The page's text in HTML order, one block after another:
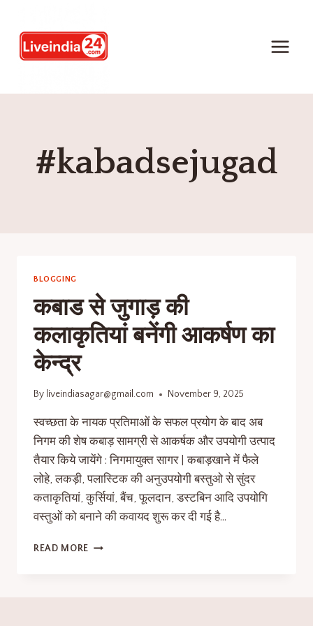
#kabadsejugad
BLOGGING
कबाड से जुगाड़ की
कलाकृतियां बनेंगी आकर्षण का
केन्द्र
By liveindiasagar@gmail.com November 9, 2025
स्वच्छता के नायक प्रतिमाओं के सफल प्रयोग के बाद अब
निगम की शेष कबाड़ सामग्री से आकर्षक और उपयोगी उत्पाद
तैयार किये जायेंगे : निगमायुक्त सागर | कबाड़खाने में फैले
लोहे, लकड़ी, पलास्टिक की अनुउपयोगी बस्तुओ से सुंदर
कताकृतियां, कुर्सियां, बैंच, फूलदान, डस्टबिन आदि उपयोगि
वस्तुओं को बनाने की कवायद शुरू कर दी गई है…
READ MORE